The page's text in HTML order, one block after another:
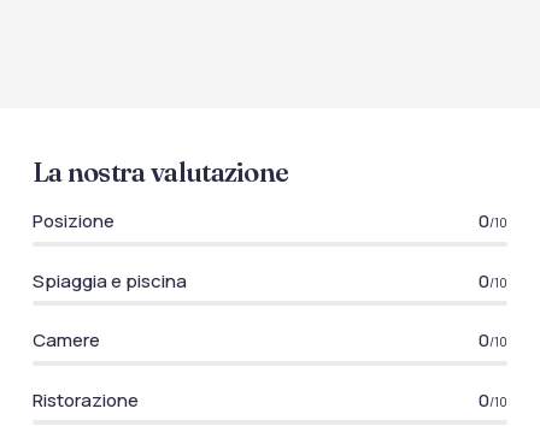
La nostra valutazione
Posizione 0/10
Spiaggia e piscina 0/10
Camere 0/10
Ristorazione 0/10